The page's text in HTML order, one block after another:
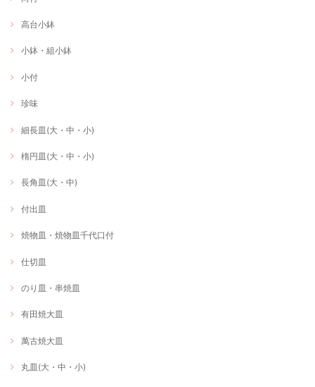
高台小鉢
小鉢・組小鉢
小付
珍味
細長皿(大・中・小)
楕円皿(大・中・小)
長角皿(大・中)
付出皿
焼物皿・焼物皿千代口付
仕切皿
のり皿・串焼皿
有田焼大皿
萬古焼大皿
丸皿(大・中・小)